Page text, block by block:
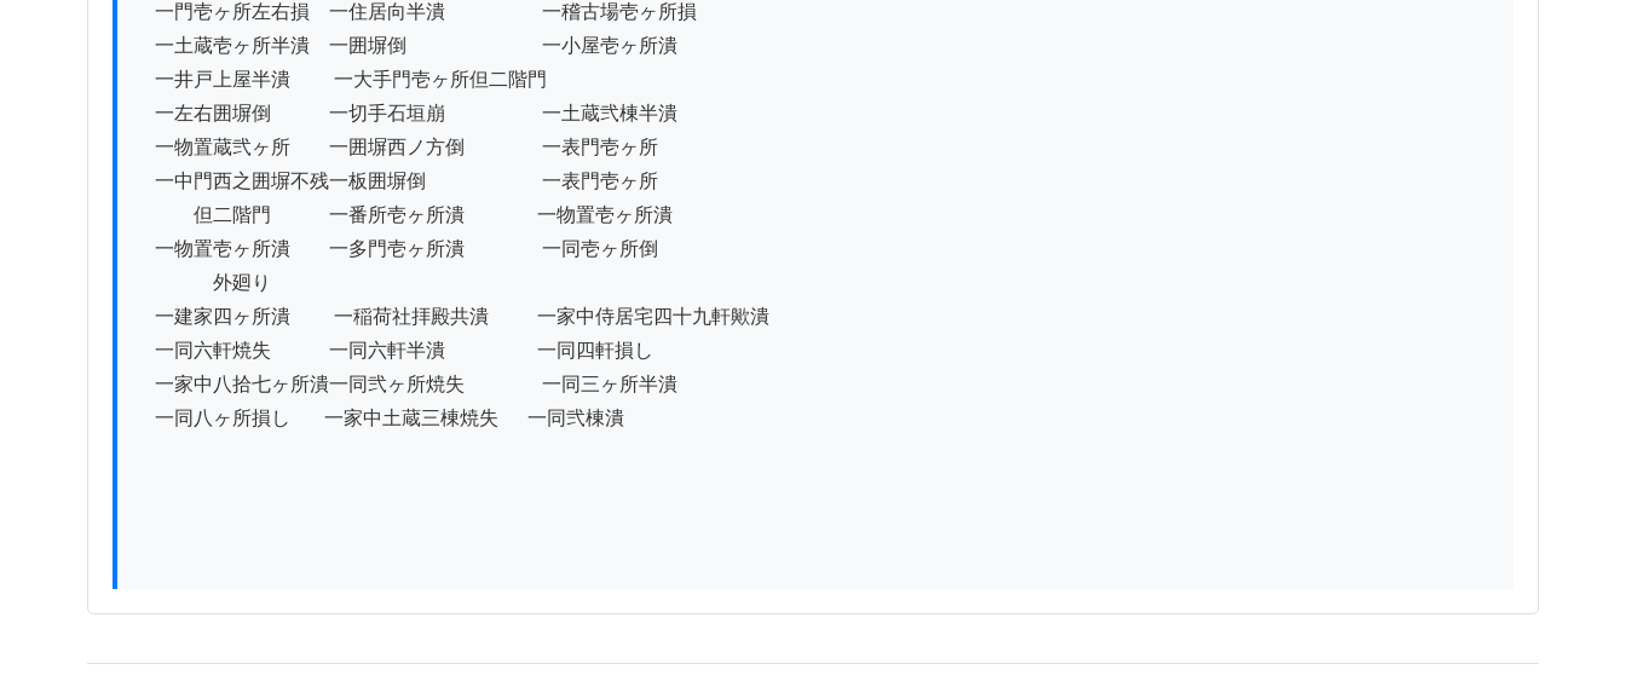
一門壱ヶ所左右損　一住居向半潰　　　　　一稽古場壱ヶ所損
一土蔵壱ヶ所半潰　一囲塀倒　　　　　　　一小屋壱ヶ所潰
一井戸上屋半潰 　　一大手門壱ヶ所但二階門
一左右囲塀倒　　　一切手石垣崩　　　　　一土蔵弐棟半潰
一物置蔵弐ヶ所　　一囲塀西ノ方倒　　　　一表門壱ヶ所
一中門西之囲塀不残一板囲塀倒　　　　　　一表門壱ヶ所
但二階門　　　一番所壱ヶ所潰 　　　  一物置壱ヶ所潰
一物置壱ヶ所潰　　一多門壱ヶ所潰　　　　一同壱ヶ所倒
外廻り
一建家四ヶ所潰 　　一稲荷社拝殿共潰　　  一家中侍居宅四十九軒歟潰
一同六軒焼失　　　一同六軒半潰 　　　　  一同四軒損し
一家中八拾七ヶ所潰一同弐ヶ所焼失　　　　一同三ヶ所半潰
一同八ヶ所損し 　  一家中土蔵三棟焼失　  一同弐棟潰